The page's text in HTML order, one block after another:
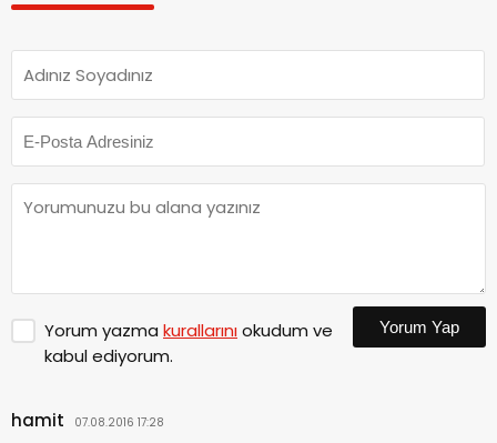
Yorum yazma kurallarınıokudum ve
kabul ediyorum.
Yorum Yap
hamit 07.08.2016 17:28